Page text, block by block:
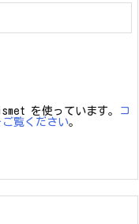
を使っています。
コ
覧ください。